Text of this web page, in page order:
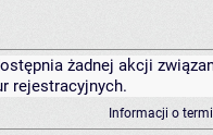
żadnej akcji
rejestracyjnych.
Informacji o